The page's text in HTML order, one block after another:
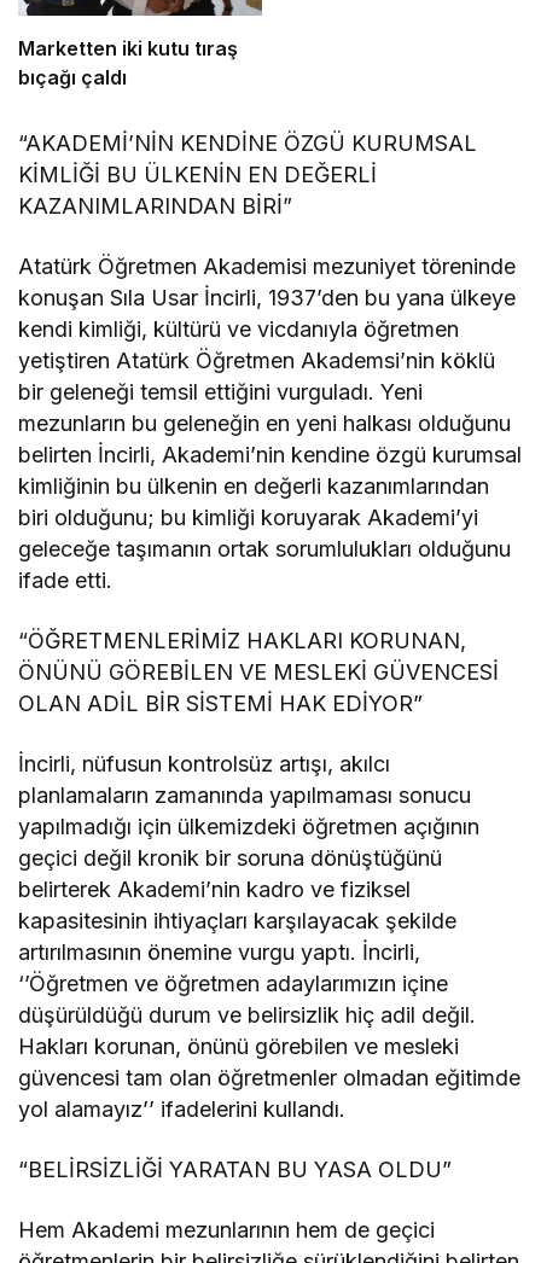
Marketten iki kutu tıraş
bıçağı çaldı
“AKADEMİ’NİN KENDİNE ÖZGÜ KURUMSAL
KİMLİĞİ BU ÜLKENİN EN DEĞERLİ
KAZANIMLARINDAN BİRİ”
Atatürk Öğretmen Akademisi mezuniyet töreninde
konuşan Sıla Usar İncirli, 1937’den bu yana ülkeye
kendi kimliği, kültürü ve vicdanıyla öğretmen
yetiştiren Atatürk Öğretmen Akademsi’nin köklü
bir geleneği temsil ettiğini vurguladı. Yeni
mezunların bu geleneğin en yeni halkası olduğunu
belirten İncirli, Akademi’nin kendine özgü kurumsal
kimliğinin bu ülkenin en değerli kazanımlarından
biri olduğunu; bu kimliği koruyarak Akademi’yi
geleceğe taşımanın ortak sorumlulukları olduğunu
ifade etti.
“ÖĞRETMENLERİMİZ HAKLARI KORUNAN,
ÖNÜNÜ GÖREBİLEN VE MESLEKİ GÜVENCESİ
OLAN ADİL BİR SİSTEMİ HAK EDİYOR”
İncirli, nüfusun kontrolsüz artışı, akılcı
planlamaların zamanında yapılmaması sonucu
yapılmadığı için ülkemizdeki öğretmen açığının
geçici değil kronik bir soruna dönüştüğünü
belirterek Akademi’nin kadro ve fiziksel
kapasitesinin ihtiyaçları karşılayacak şekilde
artırılmasının önemine vurgu yaptı. İncirli,
‘’Öğretmen ve öğretmen adaylarımızın içine
düşürüldüğü durum ve belirsizlik hiç adil değil.
Hakları korunan, önünü görebilen ve mesleki
güvencesi tam olan öğretmenler olmadan eğitimde
yol alamayız’’ ifadelerini kullandı.
“BELİRSİZLİĞİ YARATAN BU YASA OLDU”
Hem Akademi mezunlarının hem de geçici